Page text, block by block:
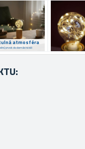
atmosféra
prvok do domácnosti